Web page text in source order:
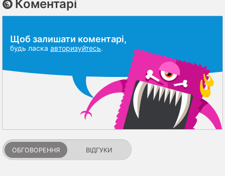
Коментарі
Щоб залишати коментарі,
будь ласка авторизуйтесь.
ОБГОВОРЕННЯ ВІДГУКИ